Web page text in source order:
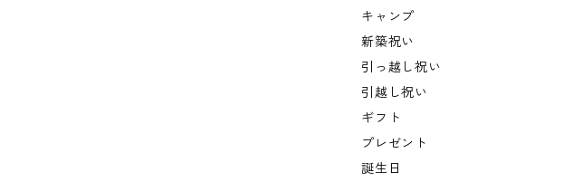
キャンプ
新築祝い
引っ越し祝い
引越し祝い
ギフト
プレゼント
誕生日